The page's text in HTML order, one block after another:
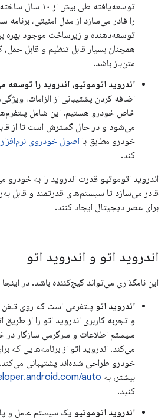
توسعه‌یافته طی بیش
را قادر می‌سازد از مدل امنیتی، برنامه
توسعه‌دهنده و زیرساخت موجود بهره
همچنان بسیار قابل تنظیم و قابل حمل،
متن‌باز باشد.
اندروید اتوموتیو، اندروید را توسعه
اضافه کردن پشتیبانی از الزامات،
می‌شود و در حال گسترش است تا از
خودرو مطابق با اصول خودروی
کند.
اندروید اتوموتیو قدرت اندروید را به خودرو
قادر می‌سازد تا سیستم‌های قدرتمند و قابل
برای عصر دیجیتال ایجاد کنند.
اندروید اتو و اندروید اتو
این نامگذاری می‌تواند گیج‌کننده باشد. در اینجا
اندروید اتو پلتفرمی است که روی تلفن
سیستم اطلاعات و سرگرمی سازگار در
می‌کند. اندروید اتو از برنامه‌هایی که
خودرو طراحی شده‌اند پشتیبانی
بیشتر، به auto
کنید.
اندروید اتوموتیو یک سیستم عامل و